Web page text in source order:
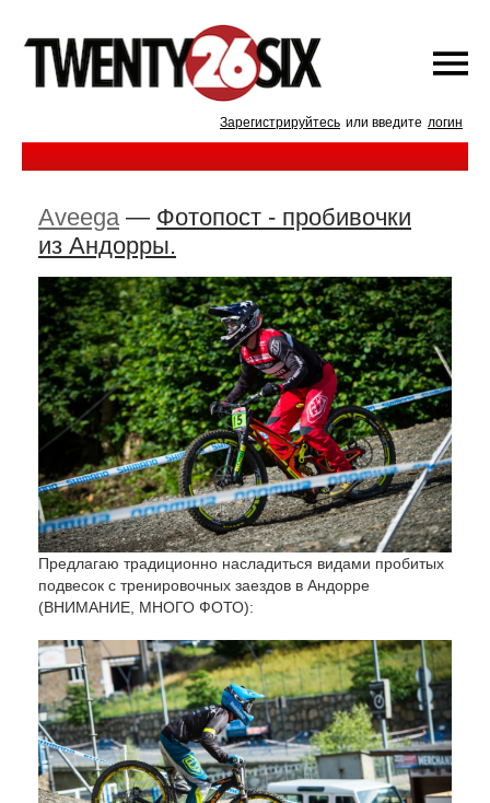
Зарегистрируйтесь или введите логин
Aveega— Фотопост - пробивочки
из Андорры.
Предлагаю традиционно насладиться видами пробитых
подвесок с тренировочных заездов в Андорре
(ВНИМАНИЕ, МНОГО ФОТО):